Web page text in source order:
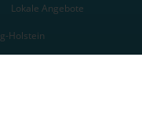
Lokale Angebote
Holstein